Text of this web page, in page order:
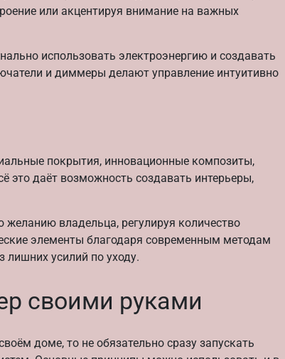
или акцентируя внимание на важных
использовать электроэнергию и создавать
и диммеры делают управление интуитивно
покрытия, инновационные композиты,
это даёт возможность создавать интерьеры,
желанию владельца, регулируя количество
элементы благодаря современным методам
лишних усилий по уходу.
своими руками
доме, то не обязательно сразу запускать